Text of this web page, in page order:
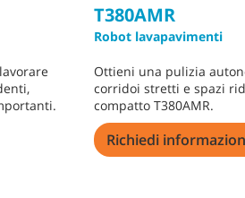
T380AMR
Robot lavapavimenti
Ottieni una pulizia
corridoi stretti e spazi
compatto T380AMR.
Richiedi